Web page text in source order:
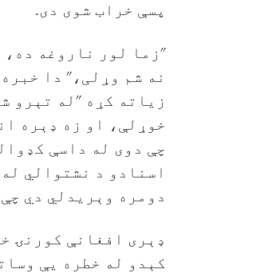
پسې خراب شوی دی.
"زما لور ناروغه
نه شم وړلی،" دا
زیاته کړه "له تېرو
خوړلې، او زه ډېره
چې دوی له داسې
اسنادو د نشتوالي
دومره وېریدلي دي
ډېری افغانې کورنۍ
کېدو له خطره یې